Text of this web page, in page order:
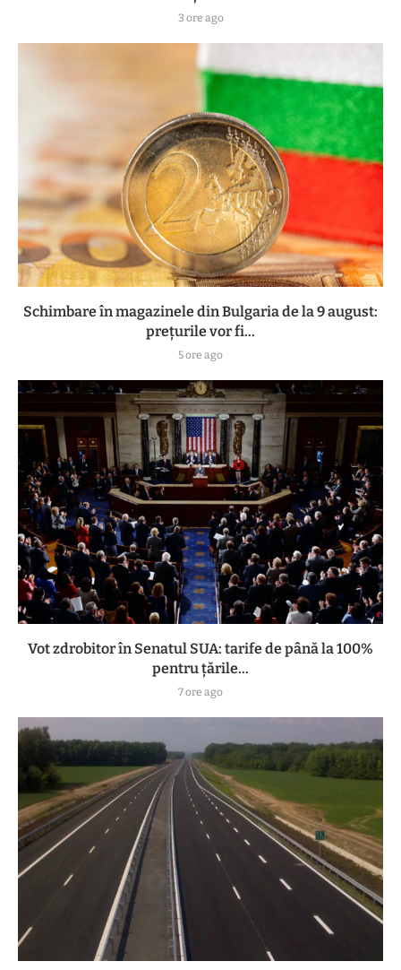
3 ore ago
Schimbare în magazinele din Bulgaria de la 9 august:
prețurile vor fi...
5 ore ago
Vot zdrobitor în Senatul SUA: tarife de până la 100%
pentru țările...
7 ore ago